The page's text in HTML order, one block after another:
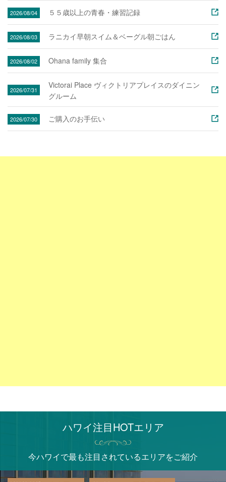
2026/08/04 ５５歳以上の青春・練習記録
2026/08/03 ラニカイ早朝スイム＆ベーグル朝ごはん
2026/08/02 Ohana family 集合
2026/07/31
Victorai Place ヴィクトリアプレイスのダイニン
グルーム
2026/07/30 ご購入のお手伝い
ハワイ注目HOTエリア
今ハワイで最も注目されているエリアをご紹介